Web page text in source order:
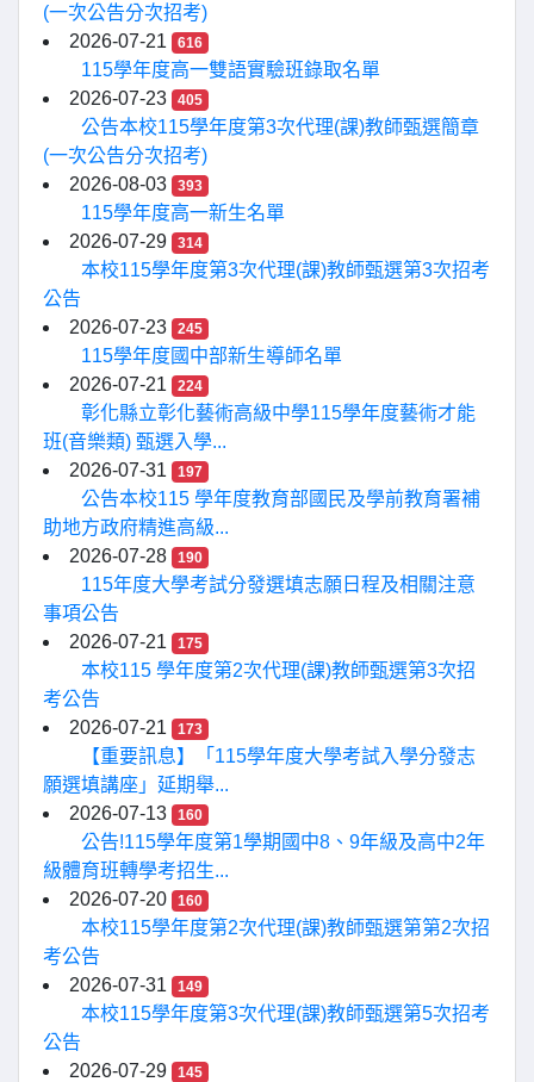
(一次公告分次招考)
2026-07-21
616
115學年度高一雙語實驗班錄取名單
2026-07-23
405
公告本校115學年度第3次代理(課)教師甄選簡章
(一次公告分次招考)
2026-08-03
393
115學年度高一新生名單
2026-07-29
314
本校115學年度第3次代理(課)教師甄選第3次招考
公告
2026-07-23
245
115學年度國中部新生導師名單
2026-07-21
224
彰化縣立彰化藝術高級中學115學年度藝術才能
班(音樂類) 甄選入學...
2026-07-31
197
公告本校115 學年度教育部國民及學前教育署補
助地方政府精進高級...
2026-07-28
190
115年度大學考試分發選填志願日程及相關注意
事項公告
2026-07-21
175
本校115 學年度第2次代理(課)教師甄選第3次招
考公告
2026-07-21
173
【重要訊息】「115學年度大學考試入學分發志
願選填講座」延期舉...
2026-07-13
160
公告!115學年度第1學期國中8、9年級及高中2年
級體育班轉學考招生...
2026-07-20
160
本校115學年度第2次代理(課)教師甄選第第2次招
考公告
2026-07-31
149
本校115學年度第3次代理(課)教師甄選第5次招考
公告
2026-07-29
145